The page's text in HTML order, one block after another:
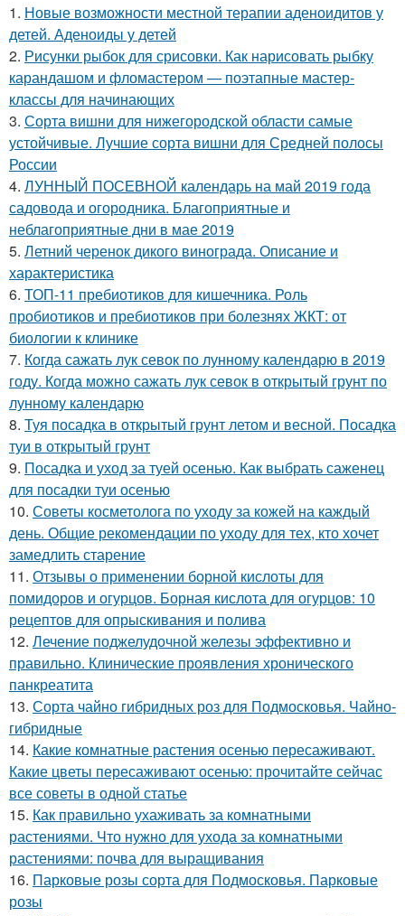
1. Новые возможности местной терапии аденоидитов у
детей. Аденоиды у детей
2. Рисунки рыбок для срисовки. Как нарисовать рыбку
карандашом и фломастером — поэтапные мастер-
классы для начинающих
3. Сорта вишни для нижегородской области самые
устойчивые. Лучшие сорта вишни для Средней полосы
России
4. ЛУННЫЙ ПОСЕВНОЙ календарь на май 2019 года
садовода и огородника. Благоприятные и
неблагоприятные дни в мае 2019
5. Летний черенок дикого винограда. Описание и
характеристика
6. ТОП-11 пребиотиков для кишечника. Роль
пробиотиков и пребиотиков при болезнях ЖКТ: от
биологии к клинике
7. Когда сажать лук севок по лунному календарю в 2019
году. Когда можно сажать лук севок в открытый грунт по
лунному календарю
8. Туя посадка в открытый грунт летом и весной. Посадка
туи в открытый грунт
9. Посадка и уход за туей осенью. Как выбрать саженец
для посадки туи осенью
10. Советы косметолога по уходу за кожей на каждый
день. Общие рекомендации по уходу для тех, кто хочет
замедлить старение
11. Отзывы о применении борной кислоты для
помидоров и огурцов. Борная кислота для огурцов: 10
рецептов для опрыскивания и полива
12. Лечение поджелудочной железы эффективно и
правильно. Клинические проявления хронического
панкреатита
13. Сорта чайно гибридных роз для Подмосковья. Чайно-
гибридные
14. Какие комнатные растения осенью пересаживают.
Какие цветы пересаживают осенью: прочитайте сейчас
все советы в одной статье
15. Как правильно ухаживать за комнатными
растениями. Что нужно для ухода за комнатными
растениями: почва для выращивания
16. Парковые розы сорта для Подмосковья. Парковые
розы